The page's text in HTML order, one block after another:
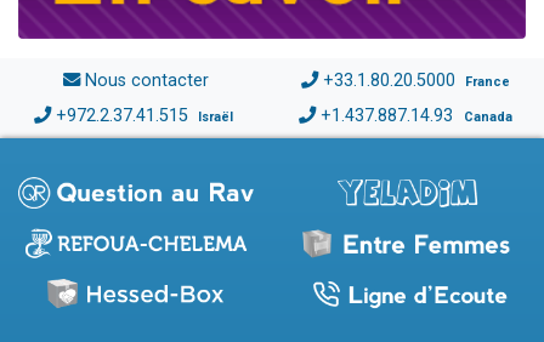
Nous contacter +33.1.80.20.5000 France
+972.2.37.41.515 Israël +1.437.887.14.93 Canada